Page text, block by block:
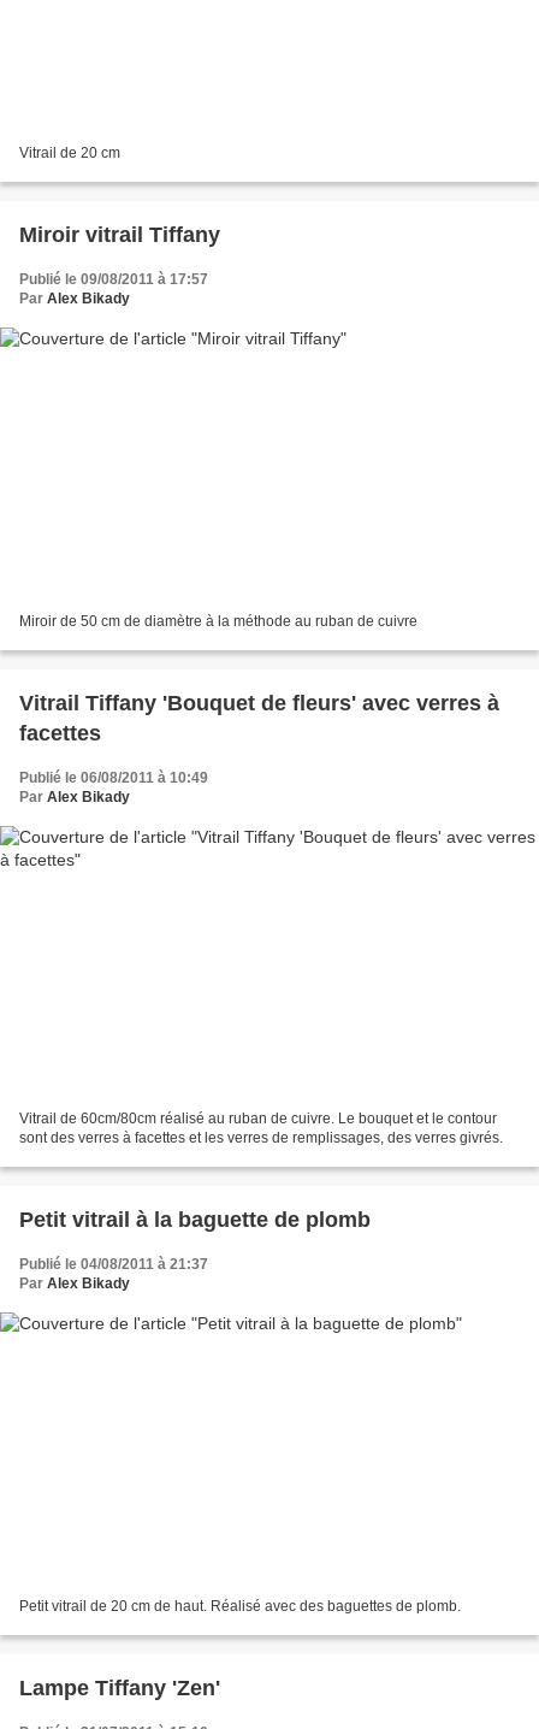
Vitrail de 20 cm
Miroir vitrail Tiffany
Publié le 09/08/2011 à 17:57
Par Alex Bikady
Miroir de 50 cm de diamètre à la méthode au ruban de cuivre
Vitrail Tiffany 'Bouquet de fleurs' avec verres à
facettes
Publié le 06/08/2011 à 10:49
Par Alex Bikady
Vitrail de 60cm/80cm réalisé au ruban de cuivre. Le bouquet et le contour
sont des verres à facettes et les verres de remplissages, des verres givrés.
Petit vitrail à la baguette de plomb
Publié le 04/08/2011 à 21:37
Par Alex Bikady
Petit vitrail de 20 cm de haut. Réalisé avec des baguettes de plomb.
Lampe Tiffany 'Zen'